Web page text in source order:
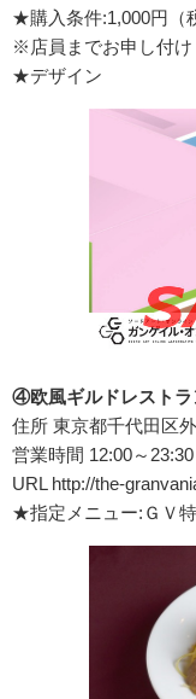
★購入条件:1,000円（
※店員までお申し付け
★デザイン
④欧風ギルドレストラ
住所 東京都千代田区
営業時間 12:00～
URL http://the-
★指定メニュー:ＧＶ